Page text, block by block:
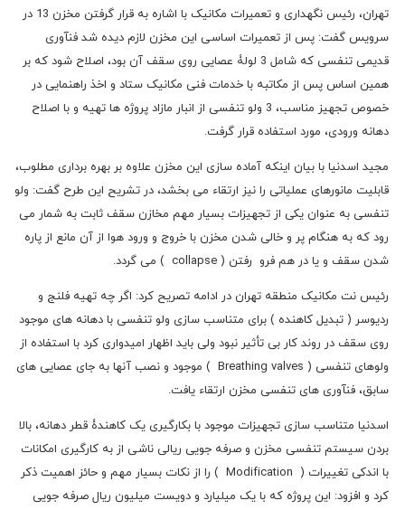
تهران، رئیس نگهداری و تعمیرات مکانیک با اشاره به قرار گرفتن مخزن 13 در
سرویس گفت: پس از تعمیرات اساسی این مخزن لازم دیده شد فنآوری
قدیمی تنفسی که شامل 3 لولۀ عصایی روی سقف آن بود، اصلاح شود که بر
همین اساس پس از مکاتبه با خدمات فنی مکانیک ستاد و اخذ راهنمایی در
خصوص تجهیز مناسب، 3 ولو تنفسی از انبار مازاد پروژه ها تهیه و با اصلاح
دهانه ورودی، مورد استفاده قرار گرفت.
مجید اسدنیا با بیان اینکه آماده سازی این مخزن علاوه بر بهره برداری مطلوب،
قابلیت مانورهای عملیاتی را نیز ارتقاء می بخشد، در تشریح این طرح گفت: ولو
تنفسی به عنوان یکی از تجهیزات بسیار مهم مخازن سقف ثابت به شمار می
رود که به هنگام پر و خالی شدن مخزن با خروج و ورود هوا از آن مانع از پاره
شدن سقف و یا در هم فرو رفتن ( collapse ) می گردد.
رئیس نت مکانیک منطقه تهران در ادامه تصریح کرد: اگر چه تهیه فلنج و
ردیوسر ( تبدیل کاهنده ) برای متناسب سازی ولو تنفسی با دهانه های موجود
روی سقف در روند کار بی تأثیر نبود ولی باید اظهار امیدواری کرد با استفاده از
ولوهای تنفسی ( Breathing valves ) موجود و نصب آنها به جای عصایی های
سابق، فنآوری های تنفسی مخزن ارتقاء یافت.
اسدنیا متناسب سازی تجهیزات موجود با بکارگیری یک کاهندۀ قطر دهانه، بالا
بردن سیستم تنفسی مخزن و صرفه جویی ریالی ناشی از به کارگیری امکانات
با اندکی تغییرات ( Modification ) را از نکات بسیار مهم و حائز اهمیت ذکر
کرد و افزود: این پروژه که با یک میلیارد و دویست میلیون ریال صرفه جویی